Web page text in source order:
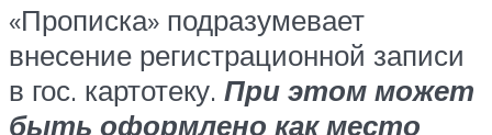
«Прописка» подразумевает
внесение регистрационной записи
в гос. картотеку. При этом может
быть оформлено как место